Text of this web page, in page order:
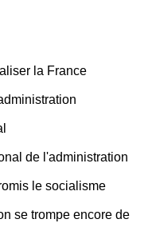
la France
de l'administration
le socialisme
se trompe encore de